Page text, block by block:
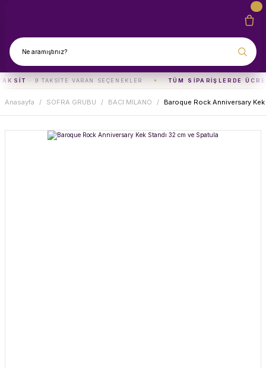
· 9 TAKSITE VARAN SEÇENEKLER TÜM SIPARIŞLERDE
Anasayfa SOFRA GRUBU BACI MILANO Baroque Rock Anniversary